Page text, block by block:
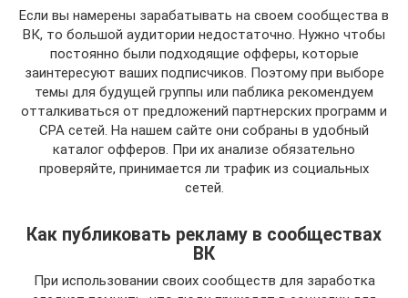
Если вы намерены зарабатывать на своем сообщества в
ВК, то большой аудитории недостаточно. Нужно чтобы
постоянно были подходящие офферы, которые
заинтересуют ваших подписчиков. Поэтому при выборе
темы для будущей группы или паблика рекомендуем
отталкиваться от предложений партнерских программ и
CPA сетей. На нашем сайте они собраны в удобный
каталог офферов. При их анализе обязательно
проверяйте, принимается ли трафик из социальных
сетей.
Как публиковать рекламу в сообществах
ВК
При использовании своих сообществ для заработка